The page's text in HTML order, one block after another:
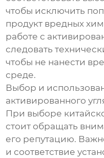
чтобы исключить
продукт вредных
работе с
следовать
чтобы не нанести
среде.
Выбор и
активированного
При выборе
стоит обращать
его репутацию.
и соответствие